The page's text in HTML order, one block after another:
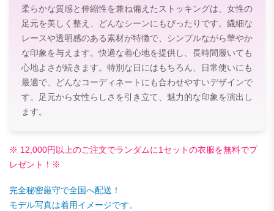
柔らかな質感と伸縮性を兼ね備えたストッキングは、女性の
足元を美しく整え、どんなシーンにもぴったりです。繊細な
レースや透明感のある素材が特徴で、シンプルながら華やか
な印象を与えます。快適な着心地を提供し、長時間履いても
心地よさが続きます。特別な日にはもちろん、日常使いにも
最適で、どんなコーディネートにも合わせやすいデザインで
す。足元から女性らしさを引き立て、魅力的な印象を演出し
ます。
※ 12,000円以上のご注文でランダムに1セットの衣服を無料でプ
レゼント！※
完全秘密厳守で全国へ配送！
モデル写真は着用イメージです。